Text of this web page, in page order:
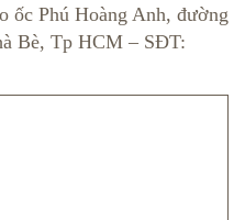
ốc Phú Hoàng Anh, đường
Bè, Tp HCM – SĐT: